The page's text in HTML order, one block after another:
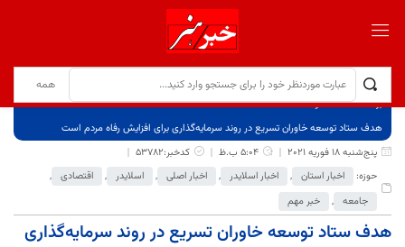
برگ نخست
نوشته‌ها
هدف ستاد توسعه خاوران تسریع در روند سرمایه‌گذاری برای افزایش رفاه مردم است
پنج‌شنبه 18 فوریه 2021
5:04 ب.ظ
کدخبر:53782
حوزه:
اخبار استان , اخبار اسلایدر , اخبار اصلی , اسلایدر , اقتصادی ,
جامعه , خبر مهم
هدف ستاد توسعه خاوران تسریع در روند سرمایه‌گذاری